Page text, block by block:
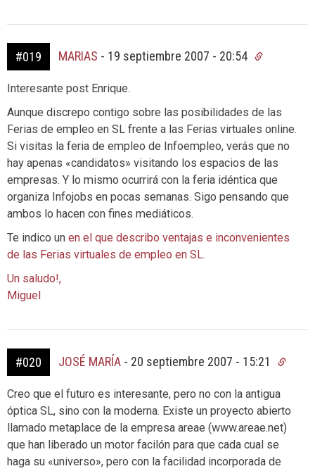
#019 MARIAS - 19 septiembre 2007 - 20:54
Interesante post Enrique.
Aunque discrepo contigo sobre las posibilidades de las
Ferias de empleo en SL frente a las Ferias virtuales online.
Si visitas la feria de empleo de Infoempleo, verás que no
hay apenas «candidatos» visitando los espacios de las
empresas. Y lo mismo ocurrirá con la feria idéntica que
organiza Infojobs en pocas semanas. Sigo pensando que
ambos lo hacen con fines mediáticos.
Te indico un en el que describo ventajas e inconvenientes
de las Ferias virtuales de empleo en SL.
Un saludo!,
Miguel
#020 JOSÉ MARÍA - 20 septiembre 2007 - 15:21
Creo que el futuro es interesante, pero no con la antigua
óptica SL, sino con la moderna. Existe un proyecto abierto
llamado metaplace de la empresa areae (www.areae.net)
que han liberado un motor facilón para que cada cual se
haga su «universo», pero con la facilidad incorporada de